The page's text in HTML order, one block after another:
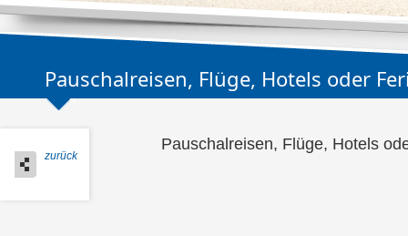
Pauschalreisen, Flüge, Hotels oder
zurück
Pauschalreisen, Flüge, Hotels